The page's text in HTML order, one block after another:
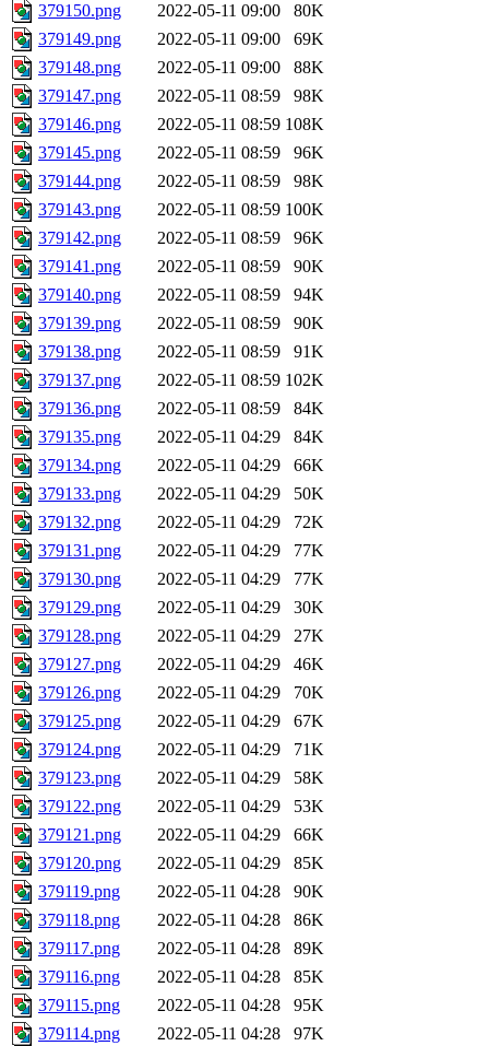
379150.png
2022-05-11 09:00
80K
379149.png
2022-05-11 09:00
69K
379148.png
2022-05-11 09:00
88K
379147.png
2022-05-11 08:59
98K
379146.png
2022-05-11 08:59 108K
379145.png
2022-05-11 08:59
96K
379144.png
2022-05-11 08:59
98K
379143.png
2022-05-11 08:59 100K
379142.png
2022-05-11 08:59
96K
379141.png
2022-05-11 08:59
90K
379140.png
2022-05-11 08:59
94K
379139.png
2022-05-11 08:59
90K
379138.png
2022-05-11 08:59
91K
379137.png
2022-05-11 08:59 102K
379136.png
2022-05-11 08:59
84K
379135.png
2022-05-11 04:29
84K
379134.png
2022-05-11 04:29
66K
379133.png
2022-05-11 04:29
50K
379132.png
2022-05-11 04:29
72K
379131.png
2022-05-11 04:29
77K
379130.png
2022-05-11 04:29
77K
379129.png
2022-05-11 04:29
30K
379128.png
2022-05-11 04:29
27K
379127.png
2022-05-11 04:29
46K
379126.png
2022-05-11 04:29
70K
379125.png
2022-05-11 04:29
67K
379124.png
2022-05-11 04:29
71K
379123.png
2022-05-11 04:29
58K
379122.png
2022-05-11 04:29
53K
379121.png
2022-05-11 04:29
66K
379120.png
2022-05-11 04:29
85K
379119.png
2022-05-11 04:28
90K
379118.png
2022-05-11 04:28
86K
379117.png
2022-05-11 04:28
89K
379116.png
2022-05-11 04:28
85K
379115.png
2022-05-11 04:28
95K
379114.png
2022-05-11 04:28
97K